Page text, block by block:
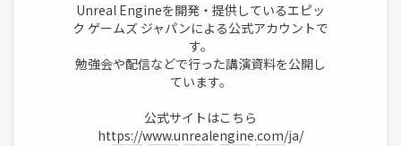
Unreal Engineを開発・提供しているエピッ
ク ゲームズ ジャパンによる公式アカウントで
す。
勉強会や配信などで行った講演資料を公開し
ています。
公式サイトはこちら
https://www.unrealengine.com/ja/